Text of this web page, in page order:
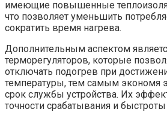
имеющие повышенные
что позволяет уменьшить
сократить время нагрева.
Дополнительным аспектом
терморегуляторов, которые
отключать подогрев при
температуры, тем самым экономя
срок службы устройства. Их
точности срабатывания и